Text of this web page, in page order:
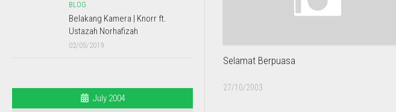
Selamat Berpuasa
27/10/2003
BLOG
Belakang Kamera | Knorr ft.
Ustazah Norhafizah
02/05/2019
July 2004